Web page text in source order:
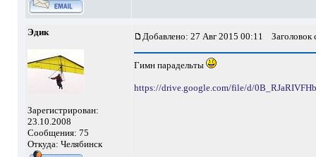
Эдик
Зарегистрирован:
23.10.2008
Сообщения: 75
Откуда: Челябинск
Добавлено: 27 Авг 2015 00:11 Заголовок
Гимн парадельты
https://drive.google.com/file/d/